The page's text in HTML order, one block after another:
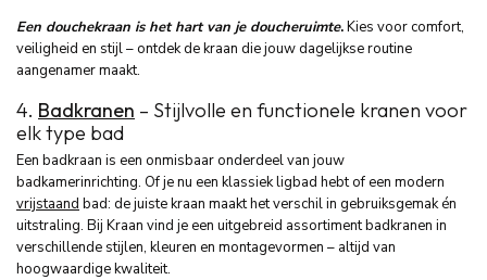
Een douchekraan is het hart van je doucheruimte.Kies voor comfort,
veiligheid en stijl – ontdek de kraan die jouw dagelijkse routine
aangenamer maakt.
4. Badkranen – Stijlvolle en functionele kranen voor
elk type bad
Een badkraan is een onmisbaar onderdeel van jouw
badkamerinrichting. Of je nu een klassiek ligbad hebt of een modern
vrijstaand bad: de juiste kraan maakt het verschil in gebruiksgemak én
uitstraling. Bij Kraan vind je een uitgebreid assortiment badkranen in
verschillende stijlen, kleuren en montagevormen – altijd van
hoogwaardige kwaliteit.